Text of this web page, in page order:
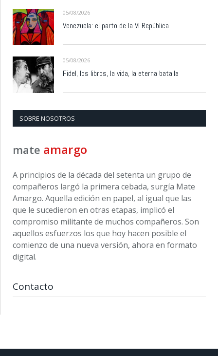
05/08/2026
Venezuela: el parto de la VI República
05/08/2026
Fidel, los libros, la vida, la eterna batalla
SOBRE NOSOTROS
mate amargo
A principios de la década del setenta un grupo de
compañeros largó la primera cebada, surgía Mate
Amargo. Aquella edición en papel, al igual que las
que le sucedieron en otras etapas, implicó el
compromiso militante de muchos compañeros. Son
aquellos esfuerzos los que hoy hacen posible el
comienzo de una nueva versión, ahora en formato
digital.
Contacto